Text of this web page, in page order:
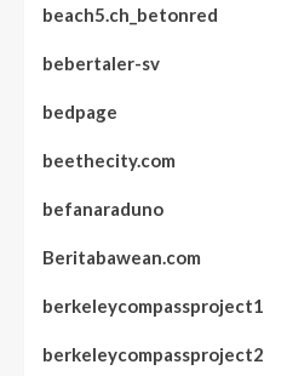
beach5.ch_betonred
bebertaler-sv
bedpage
beethecity.com
befanaraduno
Beritabawean.com
berkeleycompassproject1
berkeleycompassproject2